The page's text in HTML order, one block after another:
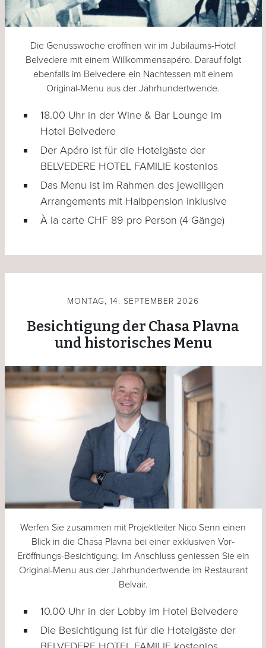
Die Genusswoche eröffnen wir im Jubiläums-Hotel
Belvedere mit einem Willkommensapéro. Darauf folgt
ebenfalls im Belvedere ein Nachtessen mit einem
Original-Menu aus der Jahrhundertwende.
18.00 Uhr in der Wine & Bar Lounge im
Hotel Belvedere
Der Apéro ist für die Hotelgäste der
BELVEDERE HOTEL FAMILIE kostenlos
Das Menu ist im Rahmen des jeweiligen
Arrangements mit Halbpension inklusive
À la carte CHF 89 pro Person (4 Gänge)
MONTAG, 14. SEPTEMBER 2026
Besichtigung der Chasa Plavna
und historisches Menu
Werfen Sie zusammen mit Projektleiter Nico Senn einen
Blick in die Chasa Plavna bei einer exklusiven Vor-
Eröffnungs-Besichtigung. Im Anschluss geniessen Sie ein
Original-Menu aus der Jahrhundertwende im Restaurant
Belvair.
10.00 Uhr in der Lobby im Hotel Belvedere
Die Besichtigung ist für die Hotelgäste der